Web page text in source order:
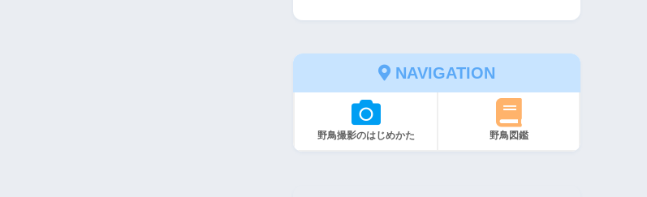
NAVIGATION
野鳥撮影のはじめかた 野鳥図鑑